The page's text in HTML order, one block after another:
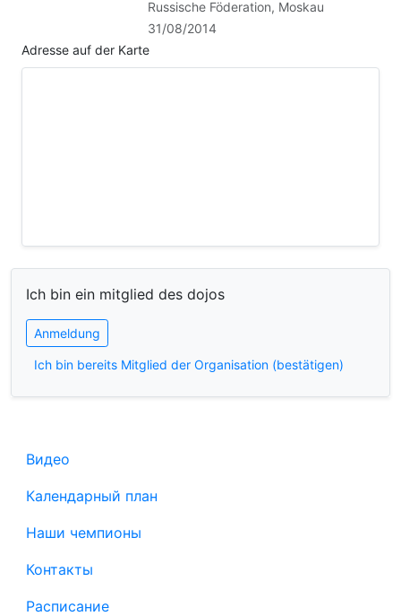
Russische Föderation, Moskau
31/08/2014
Adresse auf der Karte
Ich bin ein mitglied des dojos
Anmeldung
Ich bin bereits Mitglied der Organisation (bestätigen)
Видео
Календарный план
Наши чемпионы
Контакты
Расписание